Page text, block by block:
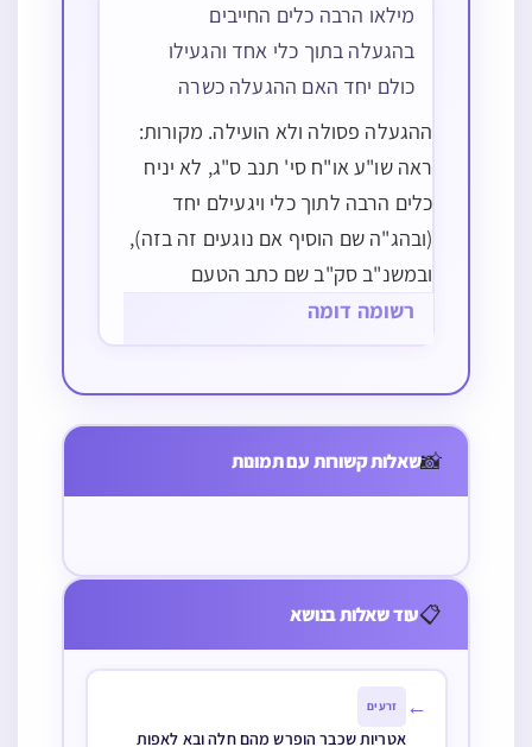
מילאו הרבה כלים החייבים
בהגעלה בתוך כלי אחד והגעילו
כולם יחד האם ההגעלה כשרה
ההגעלה פסולה ולא הועילה. מקורות:
ראה שו"ע או"ח סי' תנב ס"ג, לא יניח
כלים הרבה לתוך כלי ויגעילם יחד
(ובהג"ה שם הוסיף אם נוגעים זה בזה),
ובמשנ"ב סק"ב שם כתב הטעם
דבמקום נגיעתן לא מעלים הרתיחה,
רשומה דומה
📸שאלות קשורות עם תמונות
עוד עיסה שיש
שוב כשהיה
בדעתו מתחילה
אפו כמה עוגות
כל אחת מבצק
נפרד משיעור
חלה מחלק
מהעוגות והרי
לפנינו כל אחת
בקופסה נפרדת
האם מותר
לפתוח ולסגור
בשבת את
המתקפלת בבית
לזרוק אריזה
📋עוד שאלות בנושא
← זרעים
אטריות שכבר הופרש מהם חלה ובא לאפות